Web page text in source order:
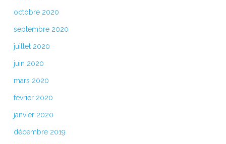
octobre 2020
septembre 2020
juillet 2020
juin 2020
mars 2020
février 2020
janvier 2020
décembre 2019